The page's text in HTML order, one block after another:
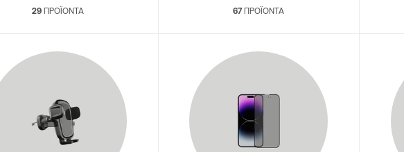
29ΠΡΟΪΌΝΤΑ 67ΠΡΟΪΌΝΤΑ